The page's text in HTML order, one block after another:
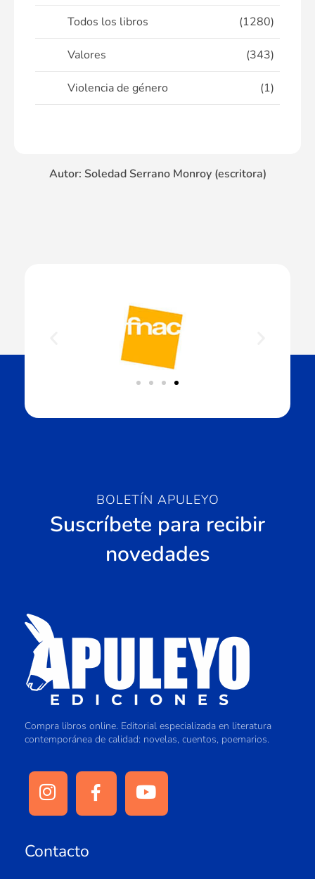
Todos los libros (1280)
Valores (343)
Violencia de género (1)
Autor: Soledad Serrano Monroy (escritora)
BOLETÍN APULEYO
Suscríbete para recibir
novedades
Compra libros online. Editorial especializada en literatura
contemporánea de calidad: novelas, cuentos, poemarios.
Contacto